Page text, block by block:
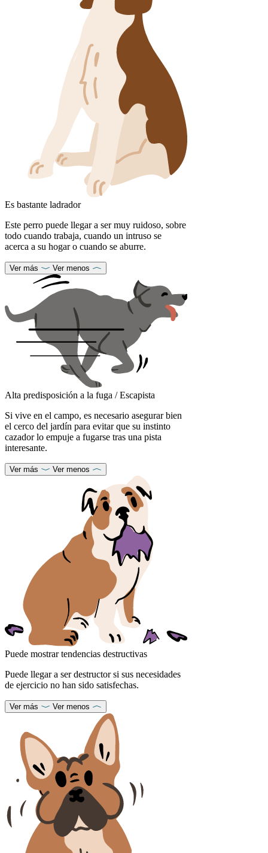
Es bastante ladrador
Este perro puede llegar a ser muy ruidoso, sobre
todo cuando trabaja, cuando un intruso se
acerca a su hogar o cuando se aburre.
Ver más Ver menos
Alta predisposición a la fuga / Escapista
Si vive en el campo, es necesario asegurar bien
el cerco del jardín para evitar que su instinto
cazador lo empuje a fugarse tras una pista
interesante.
Ver más Ver menos
Puede mostrar tendencias destructivas
Puede llegar a ser destructor si sus necesidades
de ejercicio no han sido satisfechas.
Ver más Ver menos